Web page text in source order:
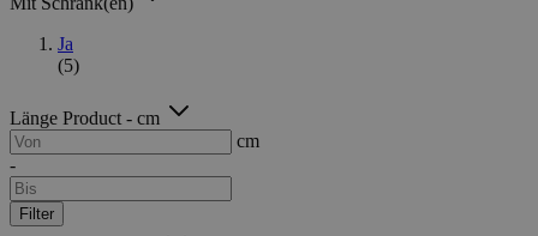
Ja
(5)
Länge Product - cm
cm
-
Filter